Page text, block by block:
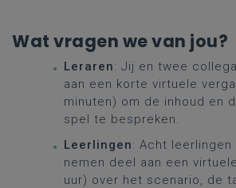
Wat vragen we van jou?
Leraren: Jij en twee
aan een korte virtuele
minuten) om de inhoud en
spel te bespreken.
Leerlingen: Acht leerlingen
nemen deel aan een
uur) over het scenario, de